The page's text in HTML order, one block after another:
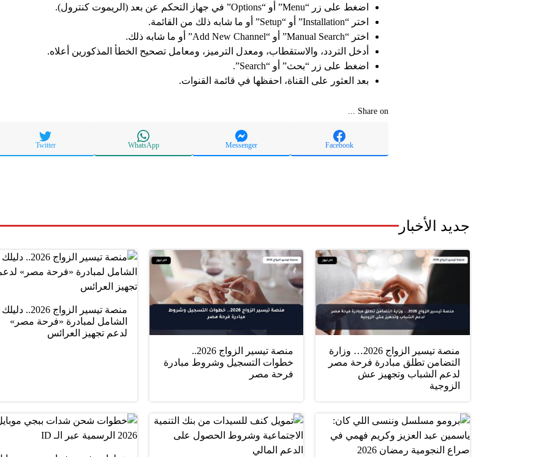
اضغط على زر “Menu” أو “Options” في جهاز التحكم عن بعد (الريموت كنترول).
اختر “Installation” أو “Setup” أو ما شابه ذلك من القائمة.
اختر “Manual Search” أو “Add New Channel” أو ما شابه ذلك.
أدخل التردد، والاستقطاب، ومعدل الترميز، ومعامل تصحيح الخطأ المذكورين أعلاه.
اضغط على زر “بحث” أو “Search”.
بعد العثور على القناة، احفظها في قائمة القنوات.
Share on ...
Facebook
Messenger
WhatsApp
Twitter
جديد الأخبار
منصة تيسير الزواج 2026… وزارة
التضامن تطلق مبادرة فرحة مصر
لدعم الشباب وتجهيز عش
الزوجية
منصة تيسير الزواج 2026..
خطوات التسجيل وشروط مبادرة
فرحة مصر
منصة تيسير الزواج 2026.. دليلك
الشامل لمبادرة «فرحة مصر»
لدعم تجهيز العرائس